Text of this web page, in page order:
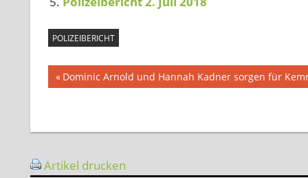
POLIZEIBERICHT
Beitragsnavigation
Vorheriger
Beitrag:
Dominic Arnold und Hannah Kadner sorgen für
Artikel drucken